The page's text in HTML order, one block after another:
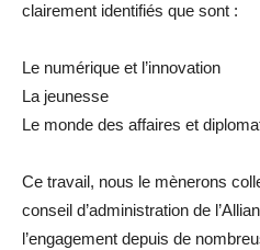
clairement identifiés que sont :
Le numérique et l’innovation
La jeunesse
Le monde des affaires et
Ce travail, nous le mènerons
conseil d’administration de
l’engagement depuis de